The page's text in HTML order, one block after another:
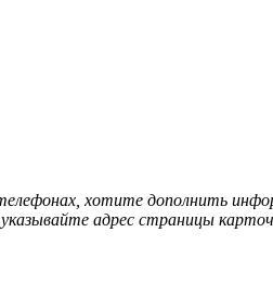
хотите дополнить
указывайте адрес страницы